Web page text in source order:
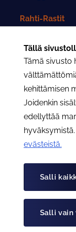
Tällä
Tämä sivusto
kehittämisen
Joidenkin
edellyttää
hyväksymistä.
evästeistä.​​​​​​
Salli
Salli
Rahti-Rastit
Rahtarit-lehti
Rahtarit ry:n
Osastojen
Hae
Tietoa